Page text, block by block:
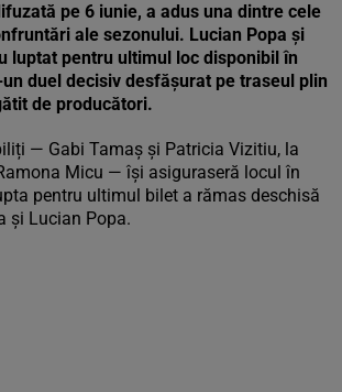
pe 6 iunie, a adus una dintre cele
ale sezonului. Lucian Popa și
luptat pentru ultimul loc disponibil în
duel decisiv desfășurat pe traseul plin
de producători.
— Gabi Tamaș și Patricia Vizitiu, la
Micu — își asiguraseră locul în
pentru ultimul bilet a rămas deschisă
și Lucian Popa.